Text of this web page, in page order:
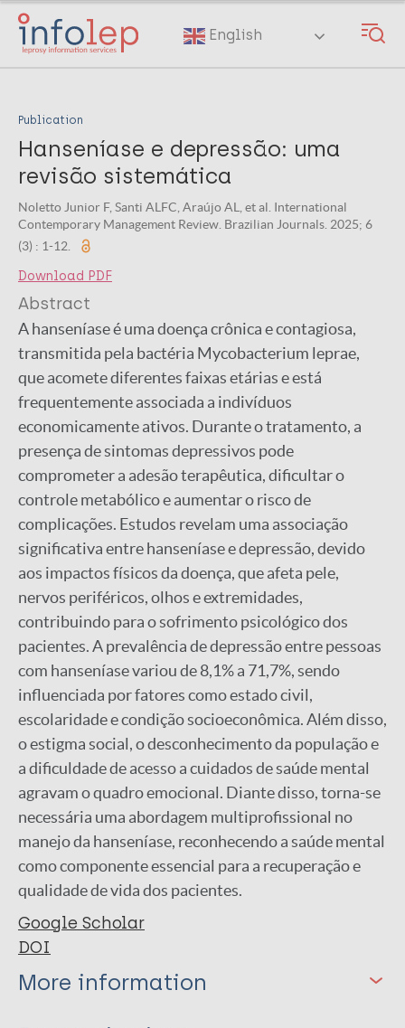
Skip
main
English
Publication
Hanseníase e depressão: uma
revisão sistemática
Noletto Junior F, Santi ALFC, Araújo AL, et al. International
Contemporary Management Review. Brazilian Journals. 2025; 6
(3) : 1-12.
Download PDF
Abstract
A hanseníase é uma doença crônica e contagiosa,
transmitida pela bactéria Mycobacterium leprae,
que acomete diferentes faixas etárias e está
frequentemente associada a indivíduos
economicamente ativos. Durante o tratamento, a
presença de sintomas depressivos pode
comprometer a adesão terapêutica, dificultar o
controle metabólico e aumentar o risco de
complicações. Estudos revelam uma associação
significativa entre hanseníase e depressão, devido
aos impactos físicos da doença, que afeta pele,
nervos periféricos, olhos e extremidades,
contribuindo para o sofrimento psicológico dos
pacientes. A prevalência de depressão entre pessoas
com hanseníase variou de 8,1% a 71,7%, sendo
influenciada por fatores como estado civil,
escolaridade e condição socioeconômica. Além disso,
o estigma social, o desconhecimento da população e
a dificuldade de acesso a cuidados de saúde mental
agravam o quadro emocional. Diante disso, torna-se
necessária uma abordagem multiprofissional no
manejo da hanseníase, reconhecendo a saúde mental
como componente essencial para a recuperação e
qualidade de vida dos pacientes.
Google Scholar
DOI
More information